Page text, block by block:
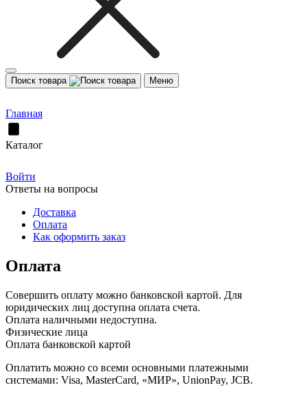
Поиск товара Меню
Главная
Каталог
Войти
Ответы на вопросы
Доставка
Оплата
Как оформить заказ
Оплата
Совершить оплату можно банковской картой. Для
юридических лиц доступна оплата счета.
Оплата наличными недоступна.
Физические лица
Оплата банковской картой
Оплатить можно со всеми основными платежными
системами: Visa, MasterCard, «МИР», UnionPay, JCB.